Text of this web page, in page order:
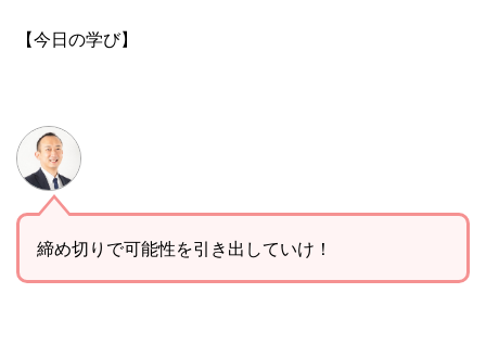
【今日の学び】
締め切りで可能性を引き出していけ！